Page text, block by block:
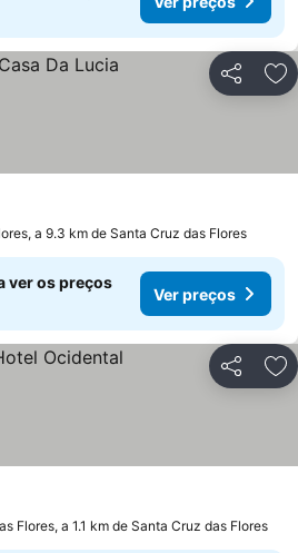
Partilhar
a 9.3 km de Santa Cruz das Flores
ver os preços
Ver preços
Partilhar
Flores, a 1.1 km de Santa Cruz das Flores